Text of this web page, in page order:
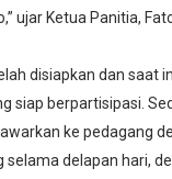
ujar Ketua Panitia,
disiapkan dan saat
siap berpartisipasi.
ke pedagang
selama delapan hari,